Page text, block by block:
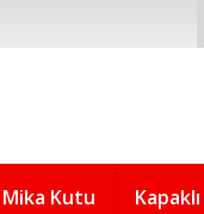
Mika Kutu